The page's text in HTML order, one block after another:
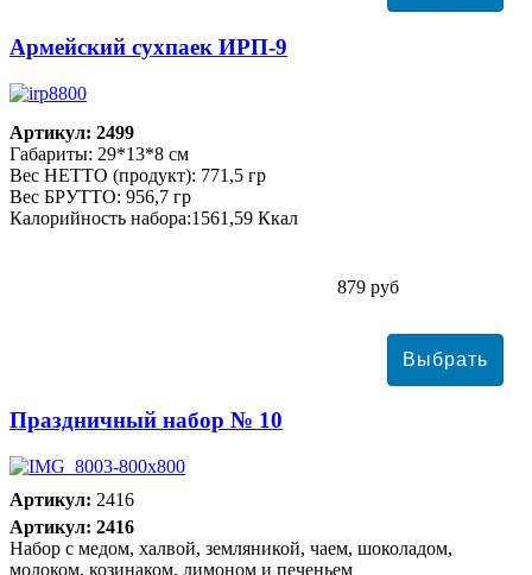
Армейский сухпаек ИРП-9
Артикул: 2499
Габариты: 29*13*8 см
Вес НЕТТО (продукт): 771,5 гр
Вес БРУТТО: 956,7 гр
Калорийность набора:1561,59 Ккал
879 руб
Праздничный набор № 10
Артикул: 2416
Артикул: 2416
Набор с медом, халвой, земляникой, чаем, шоколадом,
молоком, козинаком, лимоном и печеньем